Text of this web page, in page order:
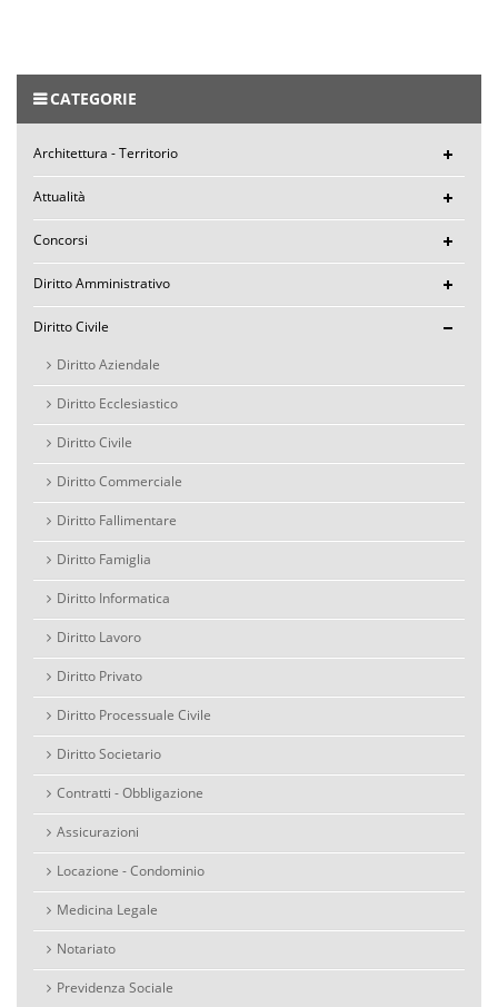
CATEGORIE
Architettura - Territorio
Attualità
Concorsi
Diritto Amministrativo
Diritto Civile
Diritto Aziendale
Diritto Ecclesiastico
Diritto Civile
Diritto Commerciale
Diritto Fallimentare
Diritto Famiglia
Diritto Informatica
Diritto Lavoro
Diritto Privato
Diritto Processuale Civile
Diritto Societario
Contratti - Obbligazione
Assicurazioni
Locazione - Condominio
Medicina Legale
Notariato
Previdenza Sociale